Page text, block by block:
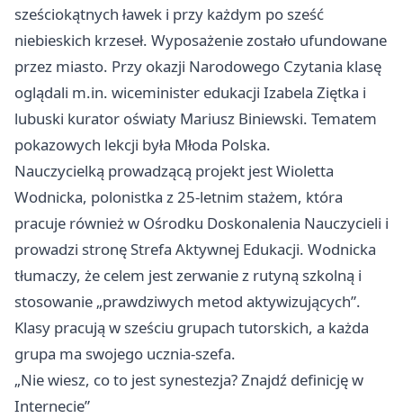
sześciokątnych ławek i przy każdym po sześć
niebieskich krzeseł. Wyposażenie zostało ufundowane
przez miasto. Przy okazji Narodowego Czytania klasę
oglądali m.in. wiceminister edukacji Izabela Ziętka i
lubuski kurator oświaty Mariusz Biniewski. Tematem
pokazowych lekcji była Młoda Polska.
Nauczycielką prowadzącą projekt jest Wioletta
Wodnicka, polonistka z 25-letnim stażem, która
pracuje również w Ośrodku Doskonalenia Nauczycieli i
prowadzi stronę Strefa Aktywnej Edukacji. Wodnicka
tłumaczy, że celem jest zerwanie z rutyną szkolną i
stosowanie „prawdziwych metod aktywizujących”.
Klasy pracują w sześciu grupach tutorskich, a każda
grupa ma swojego ucznia-szefa.
„Nie wiesz, co to jest synestezja? Znajdź definicję w
Internecie”